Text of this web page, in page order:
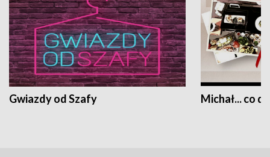
Gwiazdy od Szafy Michał... co